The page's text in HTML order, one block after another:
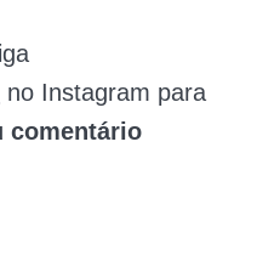
no Instagram para
comentário